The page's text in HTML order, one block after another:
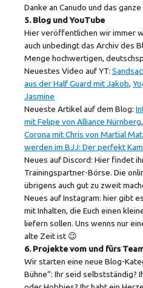
Danke an Canudo und das ganze
5. Blog und YouTube
Hier veröffentlichen wir immer
auch unbedingt das Archiv des
Menge hochwertigen,
Neuestes Video auf YT:
aus der Half Guard mit Jakob,
Jasmine
Neueste Artikel auf dem Blog:
mit Felipe von Alliance Nürnberg,
Corona mit Chris von Martial
werden im BJJ: Der perfekt
Neues auf Discord: Hier findet
Trainingspartner-Börse. Die
übrigens auch gut zu zweit
Neues auf Instagram: hier gibt
mit Inhalten, die Euch einen
liefern sollen. Uns wenns nur
alte Zeit ist 😉
6. Projekte vom und fürs
Wir starten eine neue Blog-
Bühne“: Ihr seid selbstständig?